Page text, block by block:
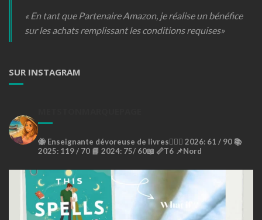
« En tant que Partenaire Amazon, je réalise un bénéfice
sur les achats remplissant les conditions requises»
SUR INSTAGRAM
🐝Enseignante dévoreuse de livres🙇🏼‍♀️ 2026: 61 / 90 📚
2025: 119 / 70 📘 2024: 75/ 60📖 📏T6 📌Nord